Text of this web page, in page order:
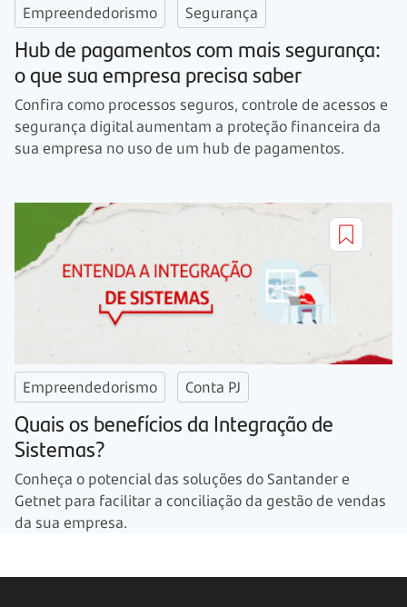
Empreendedorismo Segurança
Hub de pagamentos com mais segurança:
o que sua empresa precisa saber
Confira como processos seguros, controle de acessos e
segurança digital aumentam a proteção financeira da
sua empresa no uso de um hub de pagamentos.
Empreendedorismo Conta PJ
Quais os benefícios da Integração de
Sistemas?
Conheça o potencial das soluções do Santander e
Getnet para facilitar a conciliação da gestão de vendas
da sua empresa.